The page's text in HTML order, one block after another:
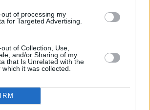
of processing my
for Targeted Advertising.
of Collection, Use,
and/or Sharing of my
that Is Unrelated with the
it was collected.
da lässt Josef eine
Bombe platzen.
Am Tatort verhört
Kriminalinspektor Jörg